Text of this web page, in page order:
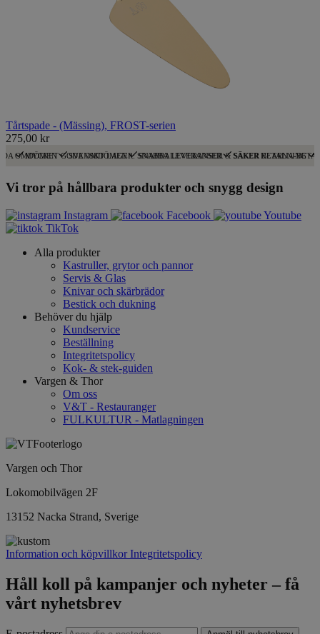
Tårtspade - (Mässing), FROST-serien
275,00 kr
OMDÖMEN SVENSKT LAGER: SNABBA LEVERANSER SÄKER KLARNA-
MYCKET GODA OMDÖMEN SNABBA LEVERANSER & SÄKER BETALNING
Vi tror på hållbara produkter och snygg design
Instagram Facebook
Youtube
TikTok
Alla produkter
Kastruller, grytor och pannor
Servis & Glas
Knivar och skärbrädor
Bestick och dukning
Behöver du hjälp
Kundservice
Beställning
Integritetspolicy
Kok- & stek-guiden
Vargen & Thor
Om oss
V&T - Restauranger
FULKULTUR - Matlagningen
Vargen och Thor
Lokomobilvägen 2F
13152 Nacka Strand, Sverige
Information och köpvillkor Integritetspolicy
Håll koll på kampanjer och nyheter – få
vårt nyhetsbrev